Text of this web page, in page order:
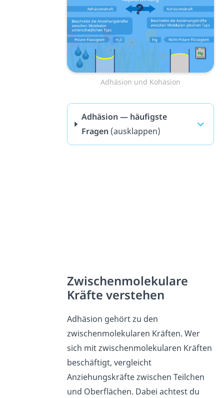
Adhäsion und Kohäsion
Adhäsion — häufigste
Fragen (ausklappen)
Zwischenmolekulare
Kräfte verstehen
Adhäsion gehört zu den
zwischenmolekularen Kräften. Wer
sich mit zwischenmolekularen Kräften
beschäftigt, vergleicht
Anziehungskräfte zwischen Teilchen
und Oberflächen. Dabei achtest du